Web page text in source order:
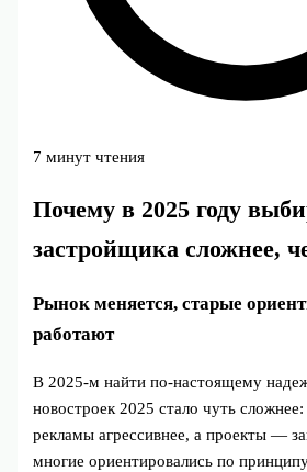
7 минут чтения
Почему в 2025 году
застройщика сложнее,
Рынок меняется, старые
работают
В 2025‑м найти по-настоящему
новостроек 2025 стало чуть
рекламы агрессивнее, а проекты —
многие ориентировались по